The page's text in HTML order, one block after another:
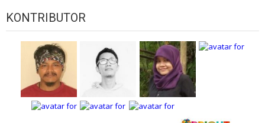
KONTRIBUTOR